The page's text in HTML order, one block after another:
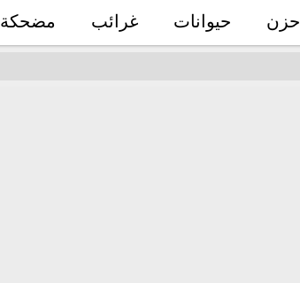
حزن حيوانات غرائب مضحكة